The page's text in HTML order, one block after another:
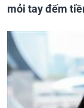
mỏi tay đếm